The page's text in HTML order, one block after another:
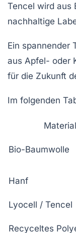
Tencel wird aus
nachhaltige
Ein spannender
aus Apfel- oder
für die Zukunft
Im folgenden
Material
Bio-Baumwolle
Hanf
Lyocell / Tencel
Recyceltes